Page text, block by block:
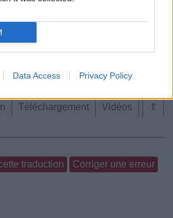
Data Access Privacy Policy
«Trade Mistakes»
Reprise Reprise
⇑
Téléchargement
Vidéos
traduction Corriger une erreur